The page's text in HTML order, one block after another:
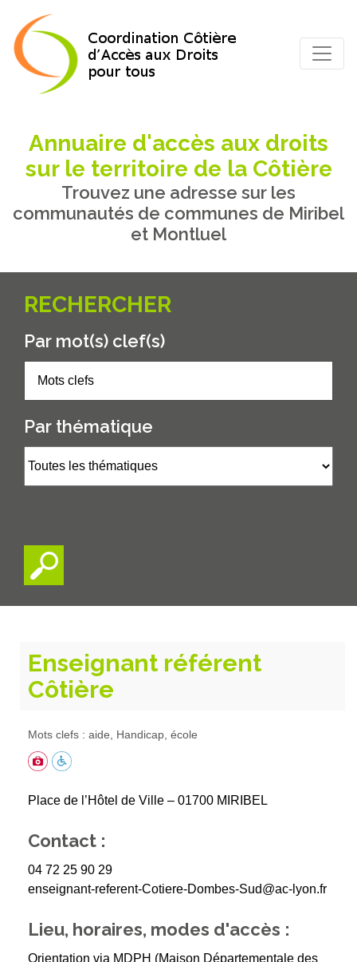
Annuaire d'accès aux droits
sur le territoire de la Côtière
Trouvez une adresse sur les
communautés de communes de Miribel
et Montluel
RECHERCHER
Par mot(s) clef(s)
Par thématique
Enseignant référent
Côtière
Mots clefs : aide, Handicap, école
Place de l’Hôtel de Ville – 01700 MIRIBEL
Contact :
04 72 25 90 29
enseignant-referent-Cotiere-Dombes-Sud@ac-lyon.fr
Lieu, horaires, modes d'accès :
Orientation via MDPH (Maison Départementale des